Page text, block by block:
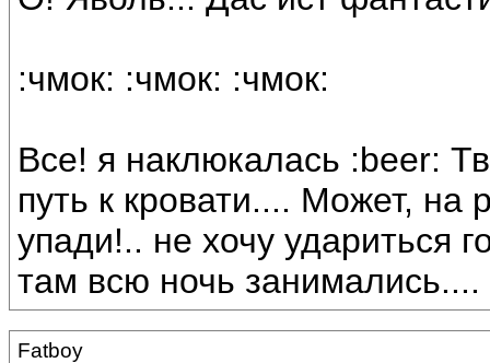
:чмок: :чмок: :чмок:
Все! я наклюкалась :beer:
путь к кровати.... Может, на
упади!.. не хочу удариться
там всю ночь
Fatboy